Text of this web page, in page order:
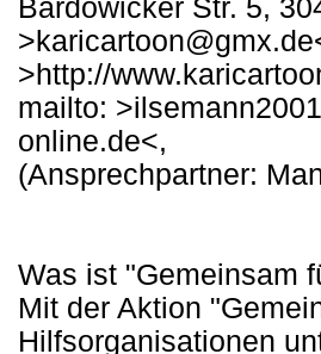
Bardowicker Str. 5,
>http://
mailto:
online.de<,
(Ansprechpartner:
Was ist "Gemeinsam
Mit der Aktion
Hilfsorganisationen